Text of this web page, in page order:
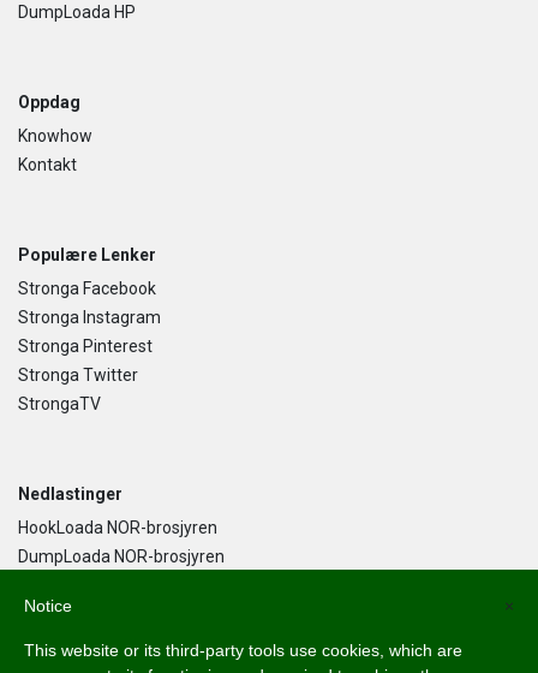
DumpLoada HP
Oppdag
Knowhow
Kontakt
Populære Lenker
Stronga Facebook
Stronga Instagram
Stronga Pinterest
Stronga Twitter
StrongaTV
Nedlastinger
HookLoada NOR-brosjyren
DumpLoada NOR-brosjyren
×
Notice
This website or its third-party tools use cookies, which are